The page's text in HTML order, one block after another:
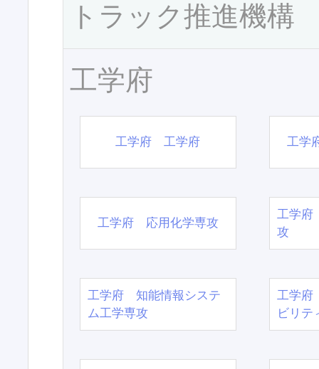
トラック推進機構
工学府
工学府 工学府 工学
工学府 応用化学専攻
工学府
攻
工学府 知能情報システ
ム工学専攻
工学府
ビリテ